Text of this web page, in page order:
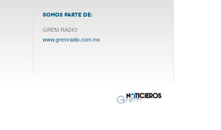
SOMOS PARTE DE:
GREM RADIO
www.gremradio.com.mx